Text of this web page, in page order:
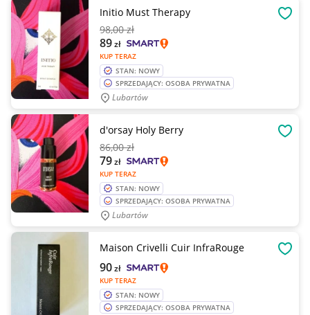
Initio Must Therapy
98,00 zł
KUP TERAZ
89zł
STAN: NOWY
SPRZEDAJĄCY: OSOBA PRYWATNA
Lubartów
d'orsay Holy Berry
86,00 zł
KUP TERAZ
79zł
STAN: NOWY
SPRZEDAJĄCY: OSOBA PRYWATNA
Lubartów
Maison Crivelli Cuir InfraRouge
KUP TERAZ
90zł
STAN: NOWY
SPRZEDAJĄCY: OSOBA PRYWATNA